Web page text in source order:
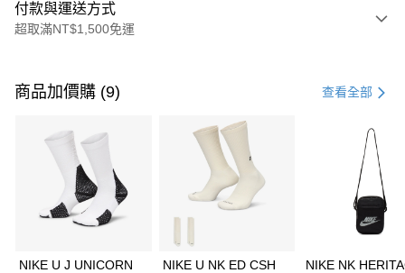
付款與運送方式
超取滿NT$1,500免運
信用卡一次付款
3 期 0 利率 每期 21家銀行
合作金庫商業銀行
第一商業銀行
華南商業銀行
彰化商業銀行
上海商業儲蓄銀行
Apple Pay
商品加價購 (9) 查看全部
NIKE U J UNICORN
NIKE U NK ED CSH
NIKE NK